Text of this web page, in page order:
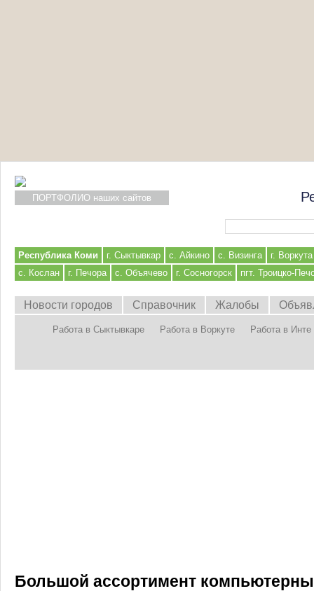
ПОРТФОЛИО наших сайтов
Республика Коми г. Сыктывкар с. Айкино с. Визинга
г. Воркута
с. Кослан
г. Печора с. Объячево г. Сосногорск пгт. Троицко-
Новости городов Справочник Жалобы
Работа в Сыктывкаре Работа в Воркуте Работа в Инте
Большой ассортимент